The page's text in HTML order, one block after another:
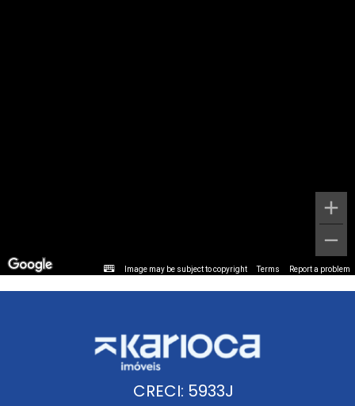
Image may be subject to copyright Terms Report a problem
CRECI: 5933J